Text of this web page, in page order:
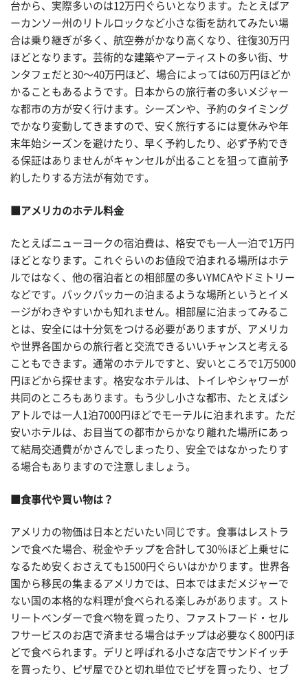
台から、実際多いのは12万円ぐらいとなります。たとえばア
ーカンソー州のリトルロックなど小さな街を訪れてみたい場
合は乗り継ぎが多く、航空券がかなり高くなり、往復30万円
ほどとなります。芸術的な建築やアーティストの多い街、サ
ンタフェだと30〜40万円ほど、場合によっては60万円ほどか
かることもあるようです。日本からの旅行者の多いメジャー
な都市の方が安く行けます。シーズンや、予約のタイミング
でかなり変動してきますので、安く旅行するには夏休みや年
末年始シーズンを避けたり、早く予約したり、必ず予約でき
る保証はありませんがキャンセルが出ることを狙って直前予
約したりする方法が有効です。
■アメリカのホテル料金
たとえばニューヨークの宿泊費は、格安でも一人一泊で1万円
ほどとなります。これぐらいのお値段で泊まれる場所はホテ
ルではなく、他の宿泊者との相部屋の多いYMCAやドミトリー
などです。バックパッカーの泊まるような場所というとイメ
ージがわきやすいかも知れません。相部屋に泊まってみるこ
とは、安全には十分気をつける必要がありますが、アメリカ
や世界各国からの旅行者と交流できるいいチャンスと考える
こともできます。通常のホテルですと、安いところで1万5000
円ほどから探せます。格安なホテルは、トイレやシャワーが
共同のところもあります。もう少し小さな都市、たとえばシ
アトルでは一人1泊7000円ほどでモーテルに泊まれます。ただ
安いホテルは、お目当ての都市からかなり離れた場所にあっ
て結局交通費がかさんでしまったり、安全ではなかったりす
る場合もありますので注意しましょう。
■食事代や買い物は？
アメリカの物価は日本とだいたい同じです。食事はレストラ
ンで食べた場合、税金やチップを合計して30％ほど上乗せに
なるため安くおさえても1500円ぐらいはかかります。世界各
国から移民の集まるアメリカでは、日本ではまだメジャーで
ない国の本格的な料理が食べられる楽しみがあります。スト
リートベンダーで食べ物を買ったり、ファストフード・セル
フサービスのお店で済ませる場合はチップは必要なく800円ほ
どで食べられます。デリと呼ばれる小さな店でサンドイッチ
を買ったり、ピザ屋でひと切れ単位でピザを買ったり、セブ